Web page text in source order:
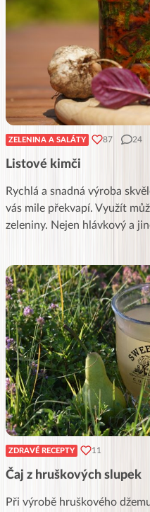
ZELENINA A SALÁTY 87 24
Listové kimči
Rychlá a snadná výroba
vás mile překvapí. Využít
zeleniny. Nejen hlávkový a
ZDRAVÉ RECEPTY 11
Čaj z hruškových slupek
Při výrobě hruškového